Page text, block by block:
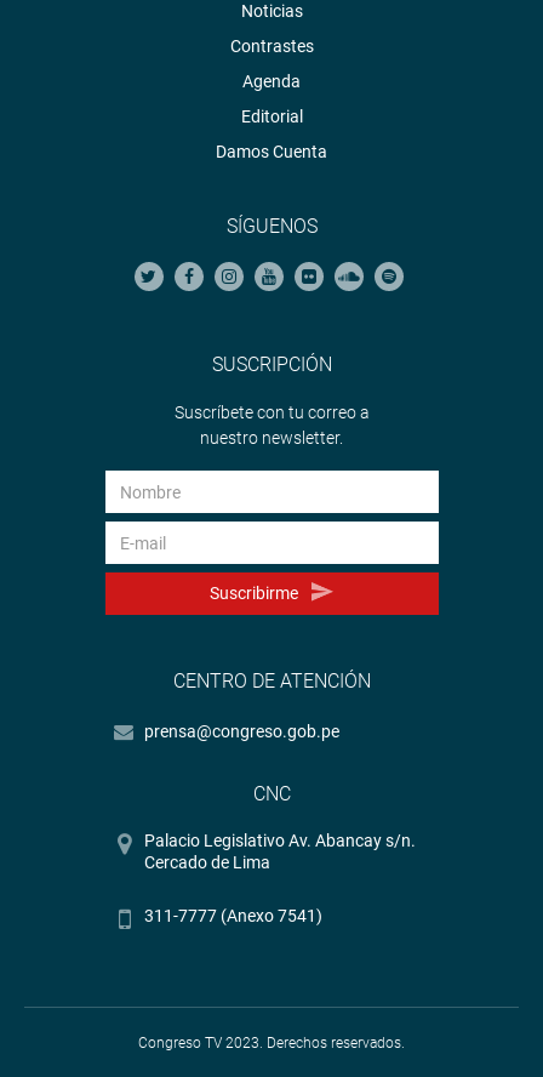
Noticias
Contrastes
Agenda
Editorial
Damos Cuenta
SÍGUENOS
SUSCRIPCIÓN
Suscríbete con tu correo a
nuestro newsletter.
Suscribirme
CENTRO DE ATENCIÓN
prensa@congreso.gob.pe
CNC
Palacio Legislativo Av. Abancay s/n.
Cercado de Lima
311-7777 (Anexo 7541)
Congreso TV 2023. Derechos reservados.